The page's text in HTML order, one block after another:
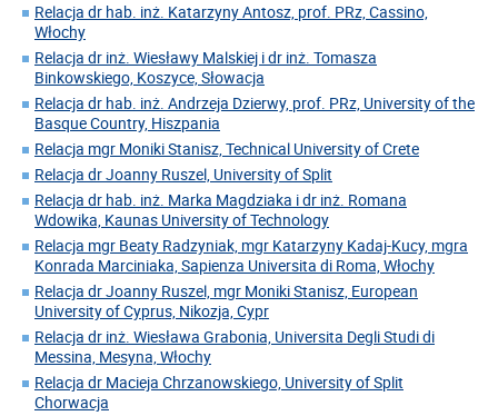
Relacja dr hab. inż. Katarzyny Antosz, prof. PRz, Cassino,
Włochy
Relacja dr inż. Wiesławy Malskiej i dr inż. Tomasza
Binkowskiego, Koszyce, Słowacja
Relacja dr hab. inż. Andrzeja Dzierwy, prof. PRz, University of the
Basque Country, Hiszpania
Relacja mgr Moniki Stanisz, Technical University of Crete
Relacja dr Joanny Ruszel, University of Split
Relacja dr hab. inż. Marka Magdziaka i dr inż. Romana
Wdowika, Kaunas University of Technology
Relacja mgr Beaty Radzyniak, mgr Katarzyny Kadaj-Kucy, mgra
Konrada Marciniaka, Sapienza Universita di Roma, Włochy
Relacja dr Joanny Ruszel, mgr Moniki Stanisz, European
University of Cyprus, Nikozja, Cypr
Relacja dr inż. Wiesława Grabonia, Universita Degli Studi di
Messina, Mesyna, Włochy
Relacja dr Macieja Chrzanowskiego, University of Split
Chorwacja